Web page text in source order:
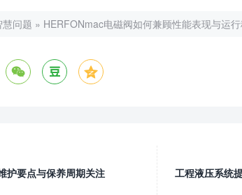
慧问题 » HERFONmac电磁阀如何兼顾性能表现与运
护要点与保养周期关注
工程液压系统